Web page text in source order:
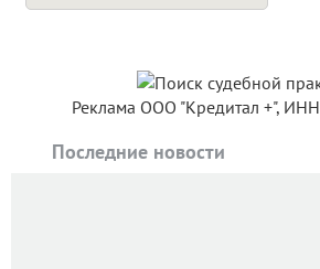
Реклама ООО "Кредитал +",
Последние новости